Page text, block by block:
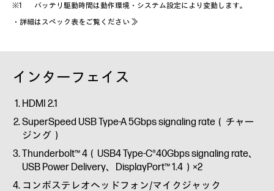
バッテリ駆動時間は動作環境・システム設定により変動します。
・ 詳細はスペック表をご覧ください ≫
インターフェイス
HDMI 2.1
SuperSpeed USB Type-A 5Gbps signaling rate（チャー
ジング）
Thunderbolt™ 4（USB4 Type-C®40Gbps signaling rate、
USB Power Delivery、DisplayPort™ 1.4）×2
コンボステレオヘッドフォン/マイクジャック